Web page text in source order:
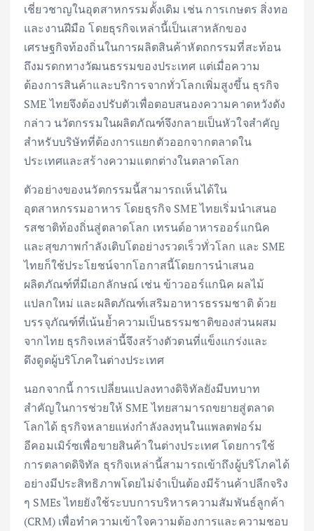
เชี่ยวชาญในอุตสาหกรรมดั้งเดิม เช่น การเกษตร สิ่งทอ
และงานฝีมือ โดยธุรกิจเหล่านี้เป็นเสาหลักของ
เศรษฐกิจท้องถิ่นในการผลิตสินค้าหัตถกรรมที่สะท้อน
ถึงมรดกทางวัฒนธรรมของประเทศ แต่เมื่อความ
ต้องการสินค้าและบริการจากทั่วโลกเพิ่มสูงขึ้น ธุรกิจ
SME ไทยจึงต้องปรับตัวเพื่อตอบสนองความคาดหวังดัง
กล่าว นวัตกรรมในผลิตภัณฑ์จึงกลายเป็นหัวใจสำคัญ
สำหรับบริษัทที่ต้องการแยกตัวออกจากตลาดใน
ประเทศและสร้างความแตกต่างในตลาดโลก
ตัวอย่างของนวัตกรรมนี้สามารถเห็นได้ใน
อุตสาหกรรมอาหาร โดยธุรกิจ SME ไทยเริ่มนำเสนอ
รสชาติท้องถิ่นสู่ตลาดโลก เทรนด์อาหารออร์แกนิค
และสุขภาพกำลังเติบโตอย่างรวดเร็วทั่วโลก และ SME
ไทยก็ใช้ประโยชน์จากโอกาสนี้โดยการนำเสนอ
ผลิตภัณฑ์ที่มีเอกลักษณ์ เช่น ข้าวออร์แกนิค ผลไม้
แปลกใหม่ และผลิตภัณฑ์เสริมอาหารธรรมชาติ ด้วย
บรรจุภัณฑ์ที่เน้นย้ำความเป็นธรรมชาติของส่วนผสม
จากไทย ธุรกิจเหล่านี้จึงสร้างตัวตนที่แข็งแกร่งและ
ดึงดูดผู้บริโภคในต่างประเทศ
นอกจากนี้ การเปลี่ยนแปลงทางดิจิทัลยังมีบทบาท
สำคัญในการช่วยให้ SME ไทยสามารถขยายสู่ตลาด
โลกได้ ธุรกิจหลายแห่งกำลังลงทุนในแพลตฟอร์ม
อีคอมเมิร์ซเพื่อขายสินค้าในต่างประเทศ โดยการใช้
การตลาดดิจิทัล ธุรกิจเหล่านี้สามารถเข้าถึงผู้บริโภคได้
อย่างมีประสิทธิภาพโดยไม่จำเป็นต้องมีร้านค้าปลีกจริง
ๆ SMEs ไทยยังใช้ระบบการบริหารความสัมพันธ์ลูกค้า
(CRM) เพื่อทำความเข้าใจความต้องการและความชอบ